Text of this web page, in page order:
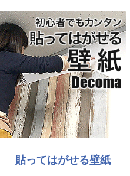
貼ってはがせる壁紙